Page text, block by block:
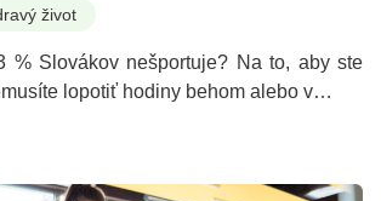
život
% Slovákov nešportuje? Na to, aby ste
lopotiť hodiny behom alebo v…